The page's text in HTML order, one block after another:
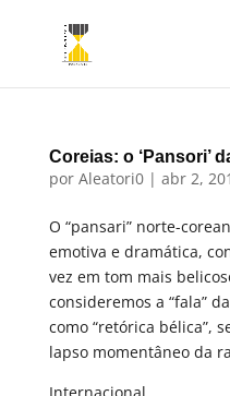
Coreias: o ‘Pansori’
por Aleatori0| abr 2,
O “pansari” norte-
emotiva e dramática,
vez em tom mais
consideremos a “fala”
como “retórica bélica”,
lapso momentâneo da